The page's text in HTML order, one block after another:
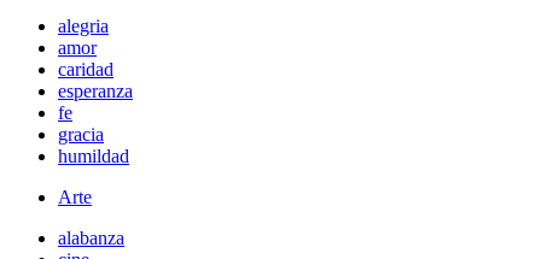
alegria
amor
caridad
esperanza
fe
gracia
humildad
Arte
alabanza